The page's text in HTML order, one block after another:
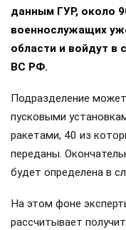
данным ГУР, около
военнослужащих
области и войдут в
ВС РФ.
Подразделение
пусковыми
ракетами, 40 из
переданы.
будет определена в
На этом фоне
рассчитывает